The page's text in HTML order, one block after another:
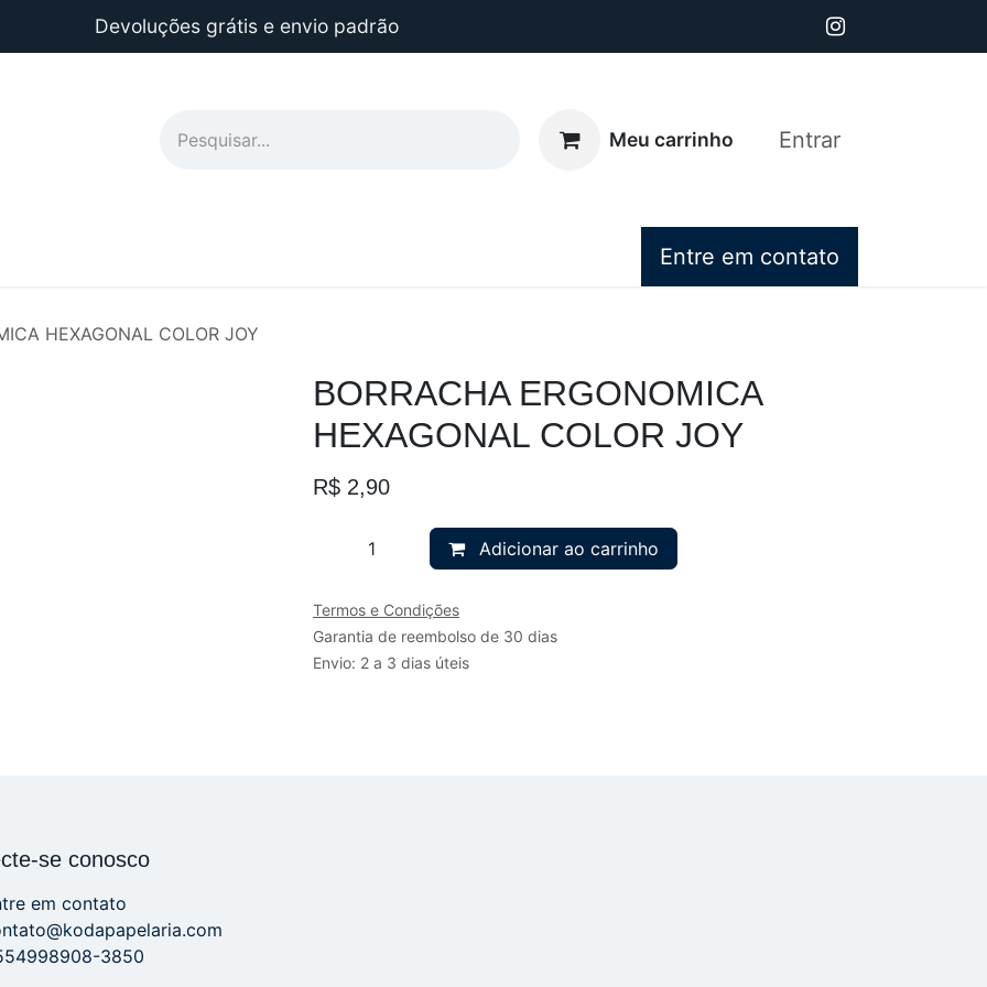
Devoluções grátis e envio padrão
Meu carrinho Entrar
Entre em contato
HEXAGONAL COLOR JOY
BORRACHA ERGONOMICA
HEXAGONAL COLOR JOY
R$ 2,90
Adicionar ao carrinho
Termos e Condições
Garantia de reembolso de 30 dias
Envio: 2 a 3 dias úteis
se conosco
em contato
3850